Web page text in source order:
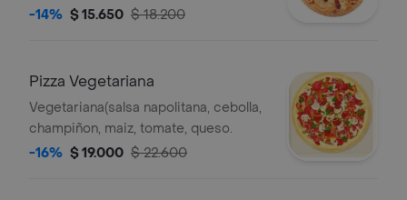
-14% $ 15.650 $ 18.200
Pizza Vegetariana
Vegetariana(salsa napolitana, cebolla,
champiñon, maiz, tomate, queso.
-16% $ 19.000 $ 22.600